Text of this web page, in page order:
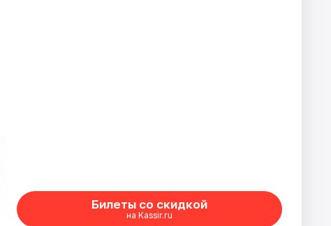
Билеты со скидкой
на Kassir.ru